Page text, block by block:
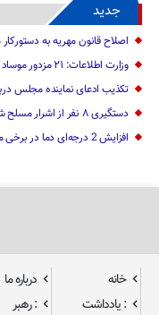
جدید
اصلاح قانون مهریه به
وزارت اطلاعات: ۲۱ مزدور موساد و ۴ شرور مسلح در کرمان بازداشت شدند
تکذیب ادعای نماینده مجلس
دستگیری ۸ نفر از اشرار مسلح شاخص و مرتبطین گروهک‌های تروریستی
افزایش 2 درجه‌ای دما در برخی مناطق/ هوای معتدل در نوار شمالی ایران
خانه درباره ما
: یادداشت
: رهبر